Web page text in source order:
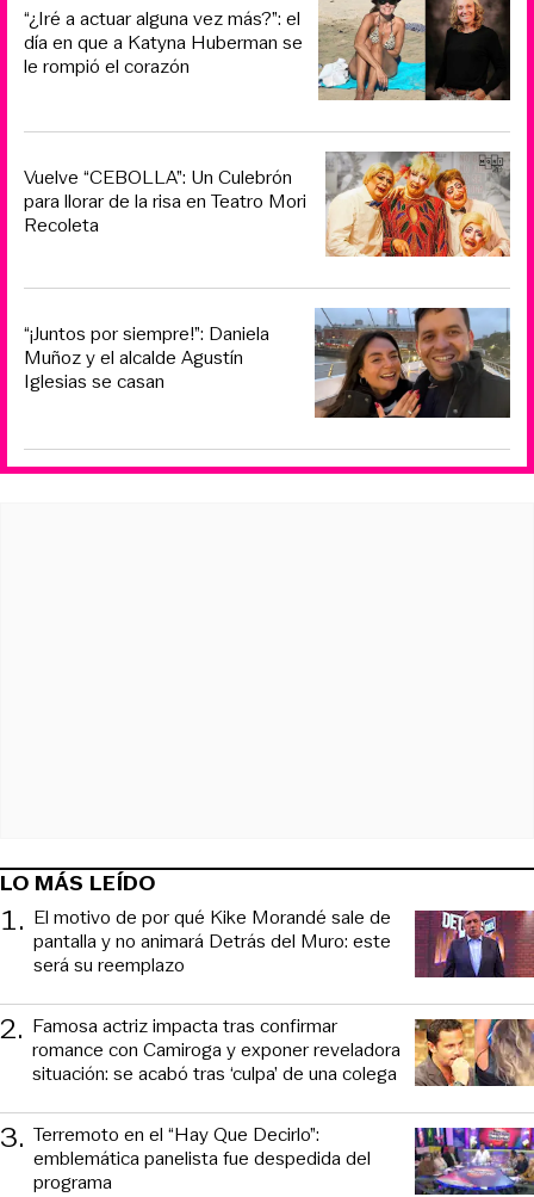
“¿Iré a actuar alguna vez más?”: el
día en que a Katyna Huberman se
le rompió el corazón
Vuelve “CEBOLLA”: Un Culebrón
para llorar de la risa en Teatro Mori
Recoleta
“¡Juntos por siempre!”: Daniela
Muñoz y el alcalde Agustín
Iglesias se casan
LO MÁS LEÍDO
1. El motivo de por qué Kike Morandé sale de
pantalla y no animará Detrás del Muro: este
será su reemplazo
2. Famosa actriz impacta tras confirmar
romance con Camiroga y exponer reveladora
situación: se acabó tras ‘culpa’ de una colega
3. Terremoto en el “Hay Que Decirlo”:
emblemática panelista fue despedida del
programa